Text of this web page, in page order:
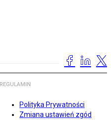
REGULAMIN
Polityka Prywatności
Zmiana ustawień zgód